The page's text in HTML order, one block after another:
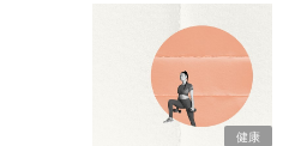
健康